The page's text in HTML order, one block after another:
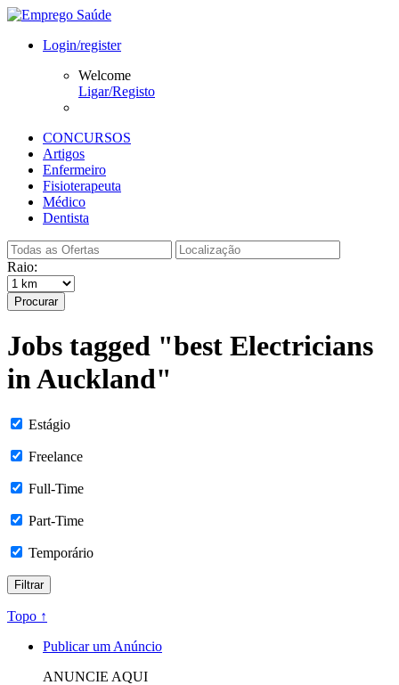
Login/register
Welcome
Ligar/Registo
CONCURSOS
Artigos
Enfermeiro
Fisioterapeuta
Médico
Dentista
Raio:
Procurar
Jobs tagged "best Electricians
in Auckland"
Estágio
Freelance
Full-Time
Part-Time
Temporário
Topo ↑
Publicar um Anúncio
ANUNCIE AQUI